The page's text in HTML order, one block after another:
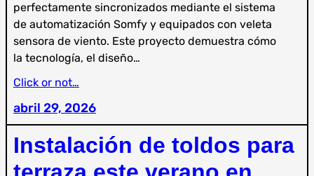
perfectamente sincronizados mediante el sistema
de automatización Somfy y equipados con veleta
sensora de viento. Este proyecto demuestra cómo
la tecnología, el diseño…
Click or not…
abril 29, 2026
Instalación de toldos para